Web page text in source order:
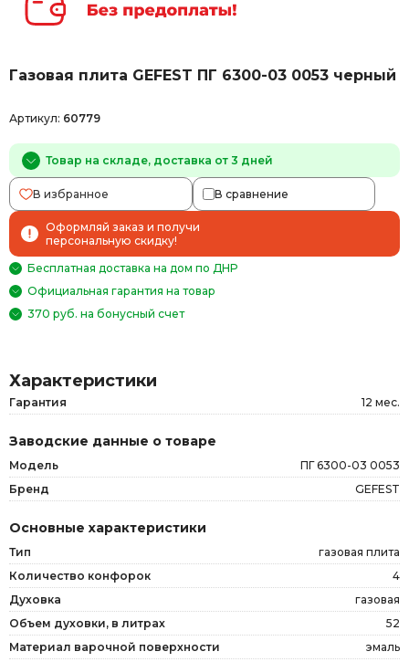
Газовая плита GEFEST ПГ 6300-03 0053 черный
Артикул: 60779
Товар на складе, доставка от 3 дней
В избранное В сравнение
Оформляй заказ и получи
персональную скидку!
Бесплатная доставка на дом по ДНР
Официальная гарантия на товар
370 руб. на бонусный счет
Характеристики
Гарантия 12 мес.
Заводские данные о товаре
Модель
ПГ 6300-03 0053
Бренд
GEFEST
Основные характеристики
Тип
газовая плита
Количество конфорок
4
Духовка
газовая
Объем духовки, в литрах
52
Материал варочной поверхности
эмаль